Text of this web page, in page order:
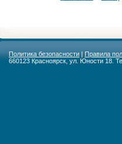
Политика безопасности|Правила
660123 Красноярск, ул. Юности 18.